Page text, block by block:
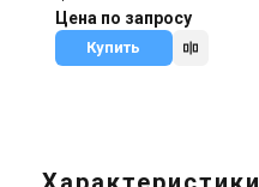
Внутренний блок
кондиционера Daikin FLXS
Цена
Цена по запросу
Купить